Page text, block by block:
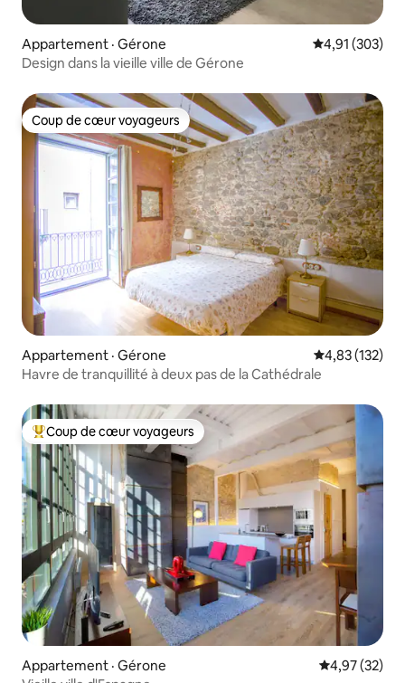
Appartement · Gérone Note
4,91 (303)
Design dans la vieille ville de Gérone
Coup de cœur voyageurs
Coup de cœur voyageurs
Appartement · Gérone Note
4,83 (132)
Havre de tranquillité à deux pas de la Cathédrale
Coup de cœur voyageurs parmi les plus aimés
Coup de cœur voyageurs
Appartement · Gérone Note
4,97 (32)